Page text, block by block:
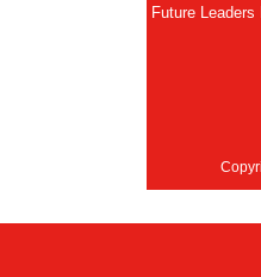
Future Leaders